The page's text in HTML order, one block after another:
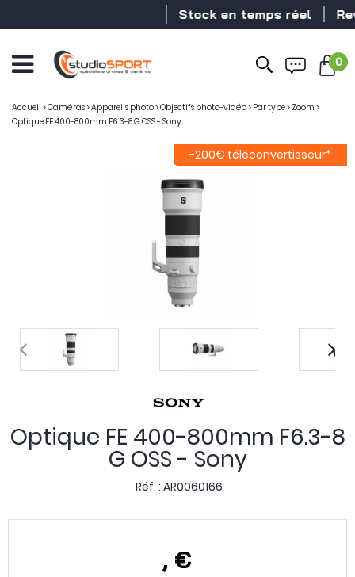
Stock en temps réel
0
Accueil >Caméras>Appareils photo>Objectifs photo-vidéo> Par type> Zoom >
Optique FE 400-800mm F6.3-8 G OSS - Sony
-200€ téléconvertisseur*
Optique FE 400-800mm F6.3-8
G OSS - Sony
Réf. : AR0060166
, €